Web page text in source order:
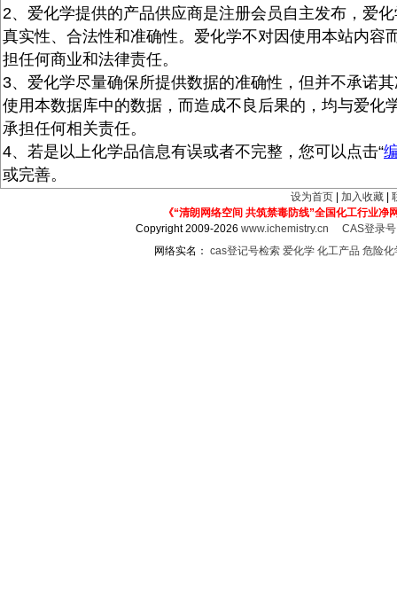
2、爱化学提供的产品供应商是注册会员自主发布，爱
真实性、合法性和准确性。爱化学不对因使用本站内容
担任何商业和法律责任。
3、爱化学尽量确保所提供数据的准确性，但并不承诺
使用本数据库中的数据，而造成不良后果的，均与爱化
承担任何相关责任。
4、若是以上化学品信息有误或者不完整，您可以点击“
或完善。
设为首页 加入收藏
《“清朗网络空间 共筑禁毒防线”全国化工行业净
Copyright 2009-2026www.ichemistry.cn
CAS登录
网络实名： cas登记号检索 爱化学 化工产品 危险化